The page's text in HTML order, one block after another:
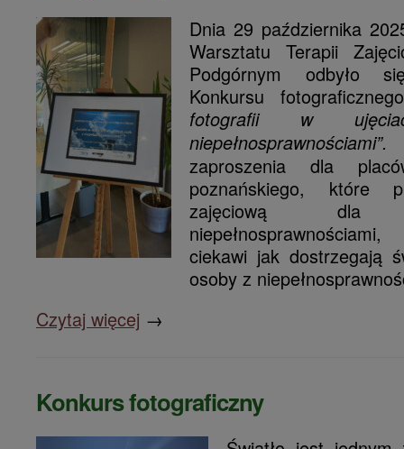
Dnia 29 października
Warsztatu Terapii
Podgórnym odbyło
Konkursu
fotografii w
zaproszenia dla
poznańskiego, które
zajęciową
ciekawi jak dostrzegają
osoby z
Czytaj więcej →
Konkurs fotograficzny